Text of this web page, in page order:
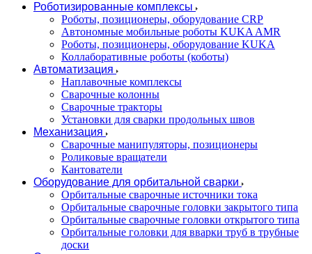
Роботизированные комплексы
Роботы, позиционеры, оборудование CRP
Автономные мобильные роботы KUKA AMR
Роботы, позиционеры, оборудование KUKA
Коллаборативные роботы (коботы)
Автоматизация
Наплавочные комплексы
Сварочные колонны
Сварочные тракторы
Установки для сварки продольных швов
Механизация
Сварочные манипуляторы, позиционеры
Роликовые вращатели
Кантователи
Оборудование для орбитальной сварки
Орбитальные сварочные источники тока
Орбитальные сварочные головки закрытого типа
Орбитальные сварочные головки открытого типа
Орбитальные головки для вварки труб в трубные
доски